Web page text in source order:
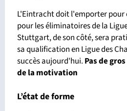
L'Eintracht doit l'emporter pour
pour les éliminatoires de la
Stuttgart, de son côté, sera
sa qualification en Ligue des
succès aujourd'hui. Pas de
de la motivation
L’état de forme